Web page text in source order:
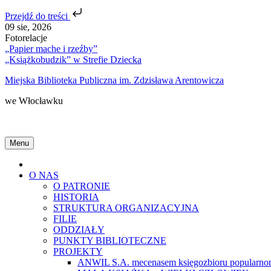
Przejdź do treści
Skip
to
content
09 sie, 2026
Fotorelacje
„Papier mache i rzeźby”
„Książkobudzik” w Strefie Dziecka
Miejska Biblioteka Publiczna im. Zdzisława Arentowicza
we Włocławku
Menu
O NAS
O PATRONIE
HISTORIA
STRUKTURA ORGANIZACYJNA
FILIE
ODDZIAŁY
PUNKTY BIBLIOTECZNE
PROJEKTY
ANWIL S.A. mecenasem księgozbioru